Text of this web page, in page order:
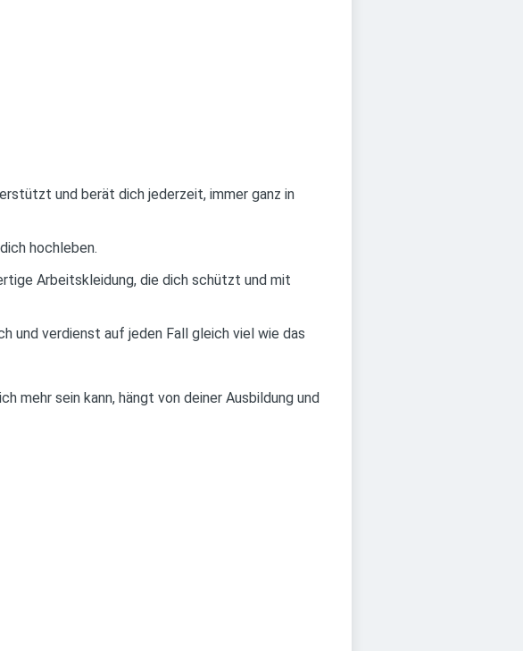
und berät dich jederzeit, immer ganz in
hochleben.
Arbeitskleidung, die dich schützt und mit
und verdienst auf jeden Fall gleich viel wie das
mehr sein kann, hängt von deiner Ausbildung und